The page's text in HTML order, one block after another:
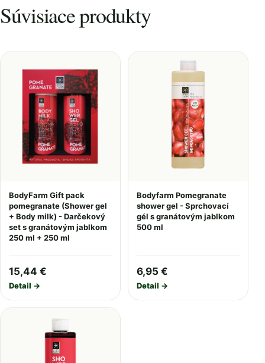
Súvisiace produkty
BodyFarm Gift pack
pomegranate (Shower gel
+ Body milk) - Darčekový
set s granátovým jablkom
250 ml + 250 ml
15,44 €
Detail →
Bodyfarm Pomegranate
shower gel - Sprchovací
gél s granátovým jablkom
500 ml
6,95 €
Detail →